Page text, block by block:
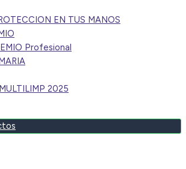
EN TUS MANOS
Profesional
2025